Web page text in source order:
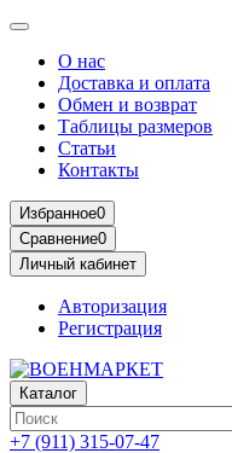
О нас
Доставка и оплата
Обмен и возврат
Таблицы размеров
Статьи
Контакты
Избранное0
Сравнение0
Личный кабинет
Авторизация
Регистрация
Каталог
+7 (911) 315-07-47